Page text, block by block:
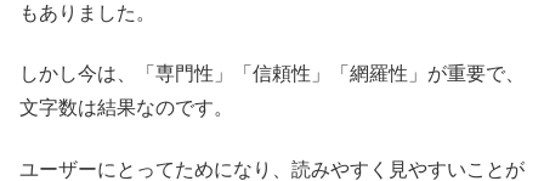
もありました。
しかし今は、「専門性」「信頼性」「網羅性」が重要で、
文字数は結果なのです。
ユーザーにとってためになり、読みやすく見やすいことが